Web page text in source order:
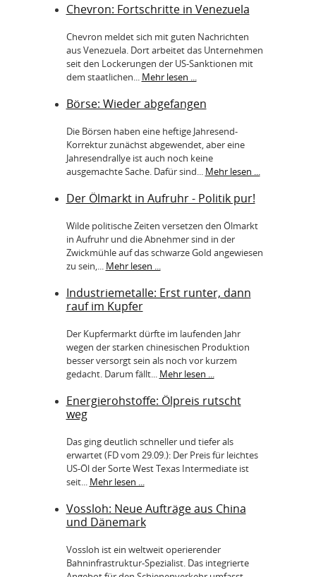
Chevron: Fortschritte in Venezuela
Chevron meldet sich mit guten Nachrichten
aus Venezuela. Dort arbeitet das Unternehmen
seit den Lockerungen der US-Sanktionen mit
dem staatlichen... Mehr lesen ...
Börse: Wieder abgefangen
Die Börsen haben eine heftige Jahresend-
Korrektur zunächst abgewendet, aber eine
Jahresendrallye ist auch noch keine
ausgemachte Sache. Dafür sind... Mehr lesen ...
Der Ölmarkt in Aufruhr - Politik pur!
Wilde politische Zeiten versetzen den Ölmarkt
in Aufruhr und die Abnehmer sind in der
Zwickmühle auf das schwarze Gold angewiesen
zu sein,... Mehr lesen ...
Industriemetalle: Erst runter, dann
rauf im Kupfer
Der Kupfermarkt dürfte im laufenden Jahr
wegen der starken chinesischen Produktion
besser versorgt sein als noch vor kurzem
gedacht. Darum fällt... Mehr lesen ...
Energierohstoffe: Ölpreis rutscht
weg
Das ging deutlich schneller und tiefer als
erwartet (FD vom 29.09.): Der Preis für leichtes
US-Öl der Sorte West Texas Intermediate ist
seit... Mehr lesen ...
Vossloh: Neue Aufträge aus China
und Dänemark
Vossloh ist ein weltweit operierender
Bahninfrastruktur-Spezialist. Das integrierte